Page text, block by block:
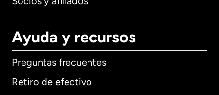
Ayuda y recursos
Preguntas frecuentes
Retiro de efectivo